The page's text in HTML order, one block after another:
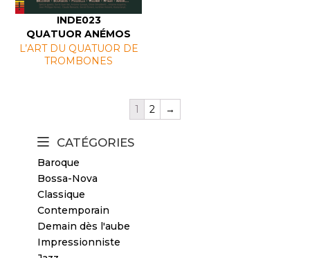
CATÉGORIES
Baroque
Bossa-Nova
Classique
Contemporain
Demain dès l'aube
Impressionniste
INDE023
QUATUOR ANÉMOS
L’ART DU QUATUOR DE
TROMBONES
1 2 →